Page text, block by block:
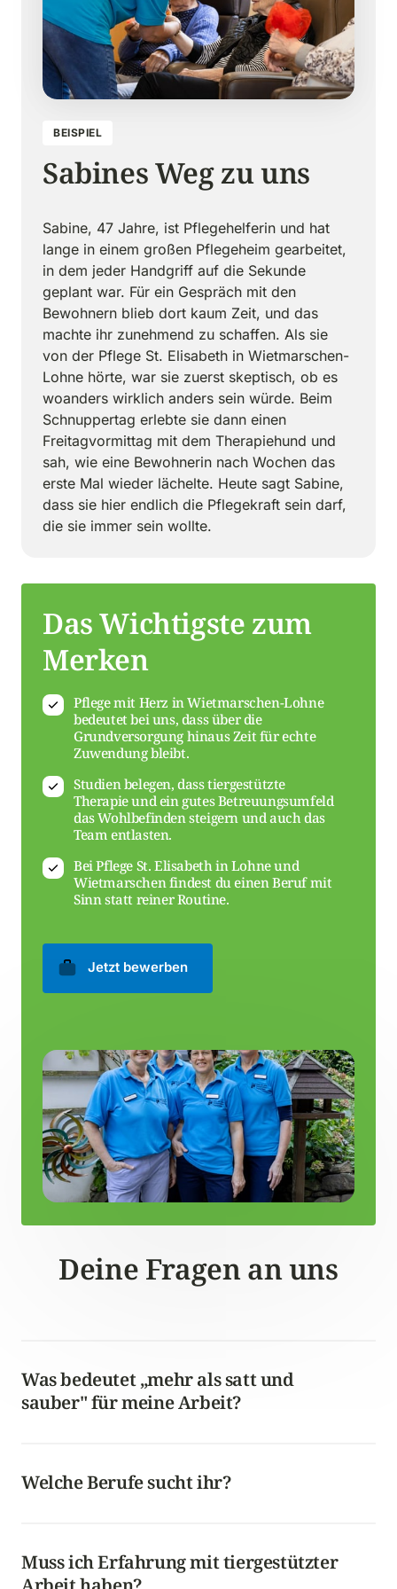
BEISPIEL
Sabines Weg zu uns
Sabine, 47 Jahre, ist Pflegehelferin und hat
lange in einem großen Pflegeheim gearbeitet,
in dem jeder Handgriff auf die Sekunde
geplant war. Für ein Gespräch mit den
Bewohnern blieb dort kaum Zeit, und das
machte ihr zunehmend zu schaffen. Als sie
von der Pflege St. Elisabeth in Wietmarschen-
Lohne hörte, war sie zuerst skeptisch, ob es
woanders wirklich anders sein würde. Beim
Schnuppertag erlebte sie dann einen
Freitagvormittag mit dem Therapiehund und
sah, wie eine Bewohnerin nach Wochen das
erste Mal wieder lächelte. Heute sagt Sabine,
dass sie hier endlich die Pflegekraft sein darf,
die sie immer sein wollte.
Das Wichtigste zum
Merken
Pflege mit Herz in Wietmarschen-Lohne
bedeutet bei uns, dass über die
Grundversorgung hinaus Zeit für echte
Zuwendung bleibt.
Studien belegen, dass tiergestützte
Therapie und ein gutes Betreuungsumfeld
das Wohlbefinden steigern und auch das
Team entlasten.
Bei Pflege St. Elisabeth in Lohne und
Wietmarschen findest du einen Beruf mit
Sinn statt reiner Routine.
Jetzt bewerben
Deine Fragen an uns
Was bedeutet „mehr als satt und
sauber" für meine Arbeit?
Zuwendung hast. Genau das macht den Beruf für
Welche Berufe sucht ihr?
Reinigung. Jeder dieser Bereiche ist bei uns gleich
wichtig.
Muss ich Erfahrung mit tiergestützter